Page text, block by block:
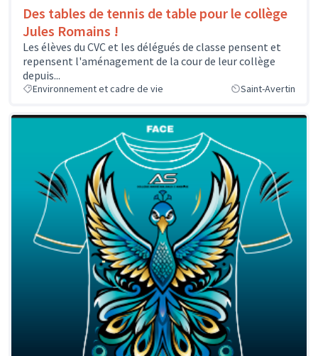
Des tables de tennis de table pour le collège
Jules Romains !
Les élèves du CVC et les délégués de classe pensent et
repensent l'aménagement de la cour de leur collège
depuis...
Environnement et cadre de vie Saint-Avertin